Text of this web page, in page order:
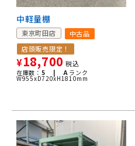
中軽量棚
東京町田店
中古品
店頭販売限定！
¥18,700 税込
在庫数： 5 | A ランク
W955xD720xH1810mm